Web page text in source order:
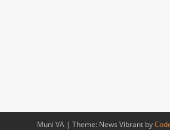
Muni VA | Theme: News Vibrant by